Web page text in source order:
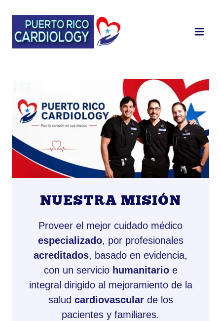
NUESTRA MISIÓN
Proveer el mejor cuidado médico
especializado, por profesionales
acreditados, basado en evidencia,
con un servicio humanitarioe
integral dirigido al mejoramiento de la
salud cardiovascularde los
pacientes y familiares.